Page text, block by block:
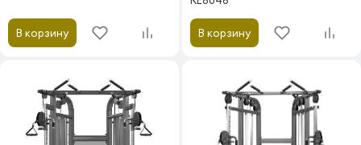
В корзину В корзину